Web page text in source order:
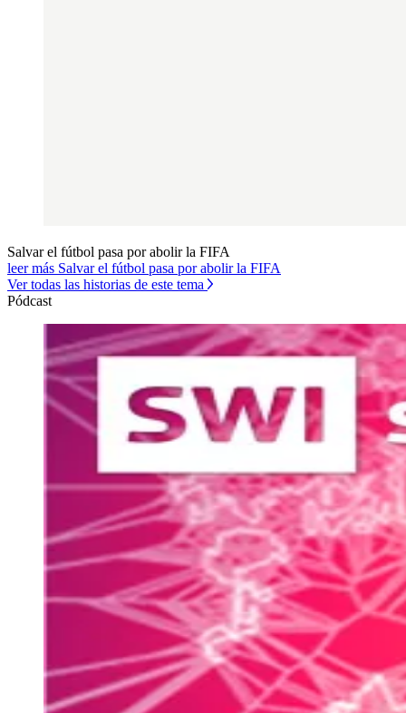
Salvar el fútbol pasa por abolir la FIFA
leer más Salvar el fútbol pasa por abolir la FIFA
Ver todas las historias de este tema
Pódcast